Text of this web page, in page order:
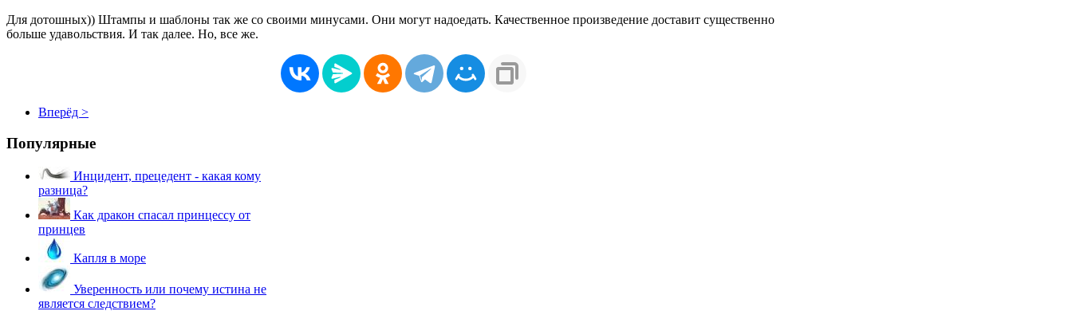
Для дотошных)) Штампы и шаблоны так же со своими минусами. Они могут надоедать. Качественное произведение доставит существенно
больше удавольствия. И так далее. Но, все же.
Вперёд >
Популярные
Инцидент, прецедент - какая кому
разница?
Как дракон спасал принцессу от
принцев
Капля в море
Уверенность или почему истина не
является следствием?